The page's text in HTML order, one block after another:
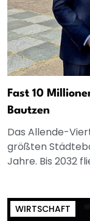
Fast 10
Bautzen
Das Allende-
größten
Jahre. Bis 2032
WIRTSCHAFT